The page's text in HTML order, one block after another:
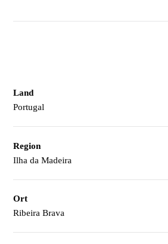
Land
Portugal
Region
Ilha da Madeira
Ort
Ribeira Brava